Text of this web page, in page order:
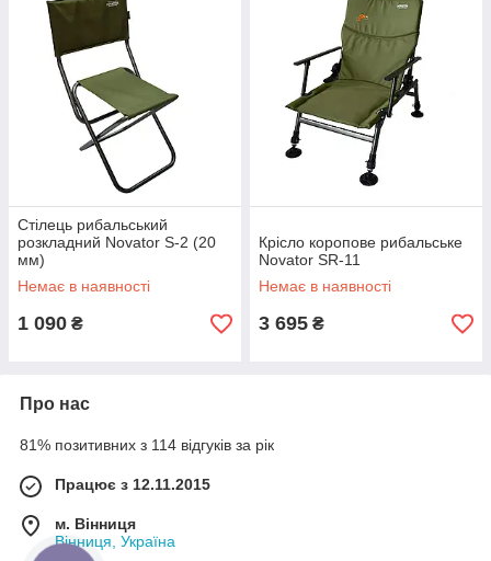
Стілець рибальський
розкладний Novator S-2 (20
мм)
Немає в наявності
1 090 ₴
Крісло коропове рибальське
Novator SR-11
Немає в наявності
3 695 ₴
Про нас
81% позитивних з 114 відгуків за рік
Працює з 12.11.2015
м. Вінниця
Вінниця, Україна